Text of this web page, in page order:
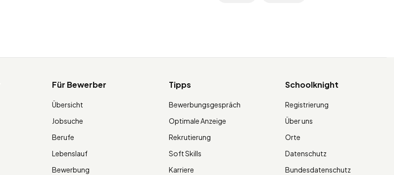
Für Bewerber
Übersicht
Jobsuche
Berufe
Lebenslauf
Bewerbung
Tipps
Bewerbungsgespräch
Optimale Anzeige
Rekrutierung
Soft Skills
Karriere
Schoolknight
Registrierung
Über uns
Orte
Datenschutz
Bundesdatenschutz